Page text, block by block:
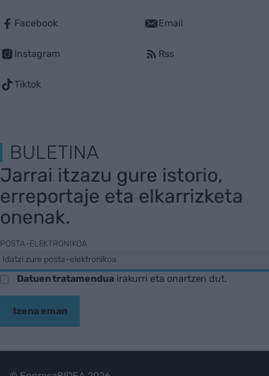
Facebook
Instagram
Tiktok
Email
Rss
BULETINA
Jarrai itzazu gure istorio,
erreportaje eta elkarrizketa
onenak.
POSTA-ELEKTRONIKOA
Datuen tratamenduairakurri eta onartzen dut.
Izena eman